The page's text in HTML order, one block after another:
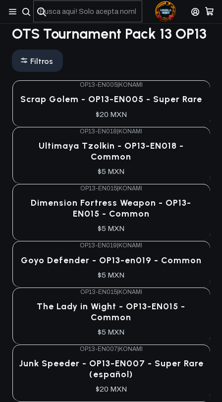
No olviden reportar sus depositos y transferencias por Whatsapp
OTS Tournament Pack 13 OP13
Filtros
OP13-EN005| KONAMI
Scrap Golem - OP13-EN005 - Super Rare
$20 MXN
OP13-EN018|KONAMI
Ultimaya Tzolkin - OP13-EN018 -
Common
$5 MXN
OP13-EN015| KONAMI
Dimension Fortress Weapon - OP13-
EN015 - Common
$5 MXN
OP13-EN019 KONAMI
Goyo Defender - OP13-en019 - Common
$5 MXN
OP13-EN015|KONAMI
The Lady in Wight - OP13-EN015 -
Common
$5 MXN
OP13-EN007| KONAMI
Junk Speeder - OP13-EN007 - Super Rare
(español)
$20 MXN